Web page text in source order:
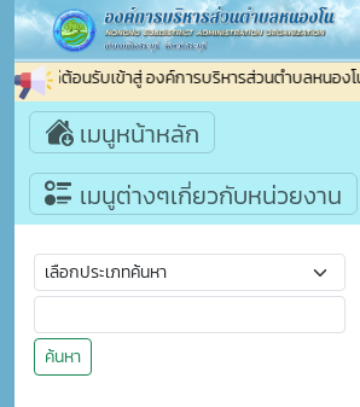
ยินดีต้อนรับเข้าสู่ องค์การบริหารส่วนตำบลหนองโ
เมนูหน้าหลัก
เมนูต่างๆเกี่ยวกับหน่วยงาน
ค้นหา